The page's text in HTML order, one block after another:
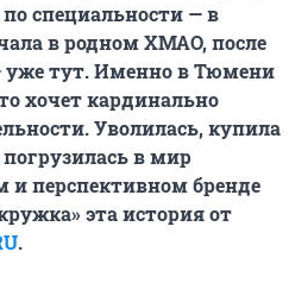
специальности — в
в родном ХМАО, после
уже тут. Именно в Тюмени
хочет кардинально
Уволилась, купила
в мир
и перспективном бренде
эта история от
.